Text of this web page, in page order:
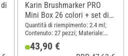
Karin Brushmarker PRO
Mini Box 26 colori + set di
miscelatori
Quantità di riempimento: 2.4 ml;
Contenuto: 27 pezzi; Materiale:
43,90 €